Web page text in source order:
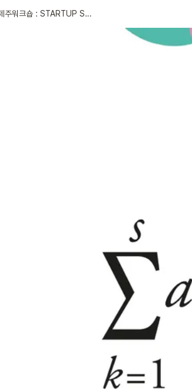
2022 코스포 제주워크숍 : STARTUP SUM(∑)